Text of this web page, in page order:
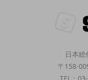
日本
〒158-